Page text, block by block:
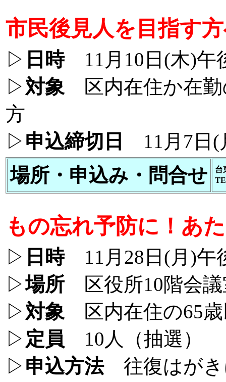
市民後見人を目指す
▷ 日時11月10日(木)午
▷対象区内在住か在勤
方
▷ 申込締切日
11月7日(
場所・申込み・問合せ
台
もの忘れ予防に！あ
▷ 日時11月28日(月)午
▷場所 区役所10階会議
▷対象区内在住の65歳
▷ 定員 10人（抽選）
▷ 申込方法往復はがき